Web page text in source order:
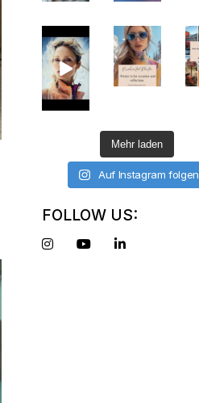
Mehr laden
Auf Instagram folgen
FOLLOW US: